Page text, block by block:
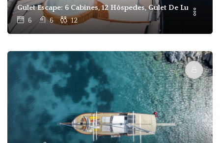
Gulet Escape: 6 Cabines, 12 Hóspedes, Gulet De Luxo
6 6 12